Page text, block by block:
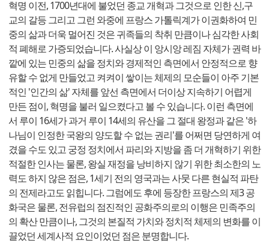
혁명 이전, 1700년대에 불었던 종교 개혁과 그것으로 인한 신,구
교의 갈등 그리고 그런 와중에 프랑스 가톨릭계가 이권화하여 민
중의 삶과 더욱 멀어진 것은 귀족들의 착취 만큼이나 심각한 사회
적 폐해로 가증되었습니다. 사실상 이 앙시앙 레짐 자체가 권력 바
깥에 있는 민중의 삶을 정치와 경제적인 측면에서 안정적으로 향
유할 수 없게 만들었고 켜켜이 쌓이는 체제의 모순들이 아주 기본
적인 '인간의 삶' 자체를 앞선 측면에서 더이상 지속하기 어렵게
만든 점이, 혁명을 불러 일으켰다고 볼 수 있습니다. 이런 측면에
서 루이 16세가 과거 루이 14세의 유산을 그 절대 왕정과 같은 '하
나님이 인정한 국왕의 양도할 수 없는 권리'를 어쩌면 당연하게 여
겼을 수도 있고 궁정 정치에서 파리와 지방을 좀 더 개혁하기 위한
적절한 인사는 물론, 왕실 재정을 낭비하지 않기 위한 최소한의 노
력도 하지 않은 점은, 1세기 전의 영국과는 사뭇 다른 현실적 파탄
의 전제라고도 읽힙니다. 그럼에도 후에 등장한 프랑스의 제3 공
화국은 물론, 전유럽의 점진적인 공화주의로의 이행은 민족주의
의 확산 만큼이나, 그것의 본질적 가치와 정치적 체제의 변화를 이
끌었던 세계사적 요인이었던 점은 분명합니다.